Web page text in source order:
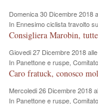
Domenica 30 Dicembre 2018
In Ennesimo ciclista travolto
Comune si svegli"
Giovedi 27 Dicembre 2018
In Panettone e ruspe,
cronoprogramma"
Mercoledi 26 Dicembre 2018
In Panettone e ruspe,